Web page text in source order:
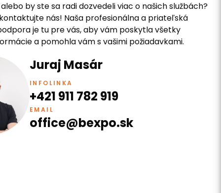
by ste sa radi dozvedeli viac o našich službách?
nás! Naša profesionálna a priateľská
je tu pre vás, aby vám poskytla všetky
a pomohla vám s vašimi požiadavkami.
Juraj Masár
INFOLINKA
+421 911 782 919
EMAIL
office@bexpo.sk